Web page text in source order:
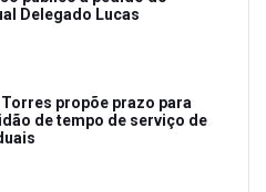
Delegado Lucas
propõe prazo para
de tempo de serviço de